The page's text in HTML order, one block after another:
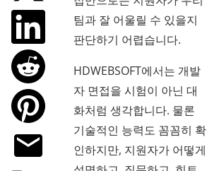
팀과 잘 어울릴 수 있을지
판단하기 어렵습니다.
HDWEBSOFT에서는 개발
자 면접을 시험이 아닌 대
화처럼 생각합니다. 물론
기술적인 능력도 꼼꼼히 확
인하지만, 지원자가 어떻게